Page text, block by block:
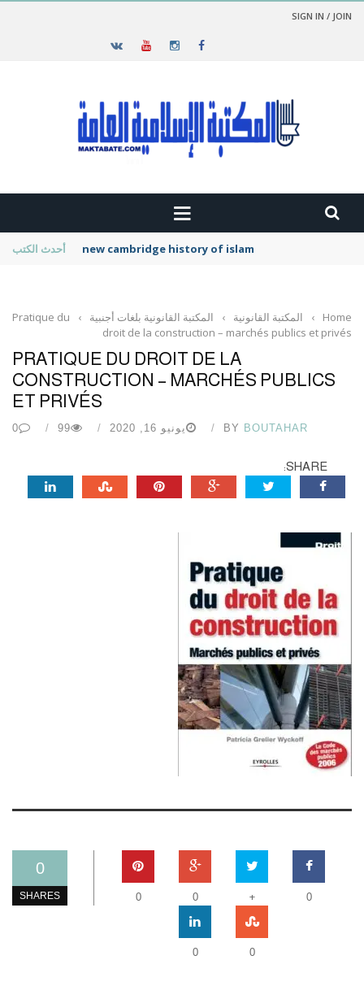
SIGN IN / JOIN
أحدث الكتب new cambridge history of islam
Home
› المكتبة القانونية › المكتبة القانونية بلغات أجنبية ›
Pratique du
droit de la construction – marchés publics et privés
PRATIQUE DU DROIT DE LA
CONSTRUCTION – MARCHÉS PUBLICS
ET PRIVÉS
BY BOUTAHAR يونيو 16, 2020 99
0
SHARE:
0
SHARES 0
+
0
0
0
0